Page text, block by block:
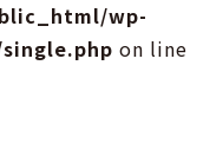
wp-
on line